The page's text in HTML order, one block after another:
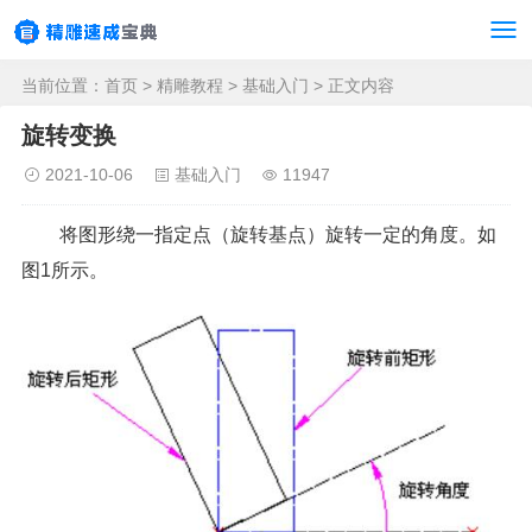
当前位置： 首页 > 精雕教程 > 基础入门 > 正文内容
旋转变换
2021-10-06 基础入门 11947
将图形绕一指定点（旋转基点）旋转一定的角度。如
图1所示。